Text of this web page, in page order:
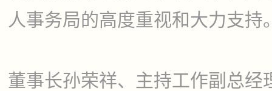
人事务局的高度重视和大力支持
董事长孙荣祥、主持工作副总经